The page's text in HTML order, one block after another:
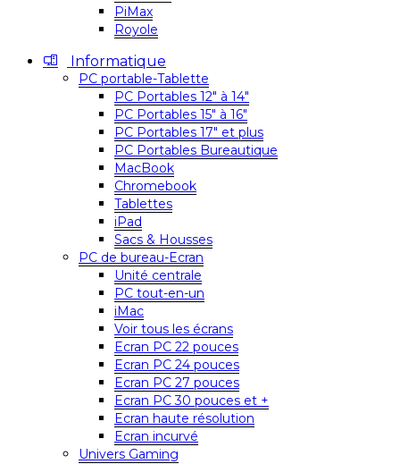
PiMax
Royole
Informatique
PC portable-Tablette
PC Portables 12″ à 14″
PC Portables 15″ à 16″
PC Portables 17″ et plus
PC Portables Bureautique
MacBook
Chromebook
Tablettes
iPad
Sacs & Housses
PC de bureau-Ecran
Unité centrale
PC tout-en-un
iMac
Voir tous les écrans
Ecran PC 22 pouces
Ecran PC 24 pouces
Ecran PC 27 pouces
Ecran PC 30 pouces et +
Ecran haute résolution
Ecran incurvé
Univers Gaming